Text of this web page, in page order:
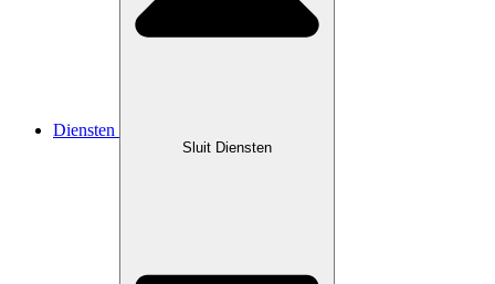
Diensten
Sluit Diensten